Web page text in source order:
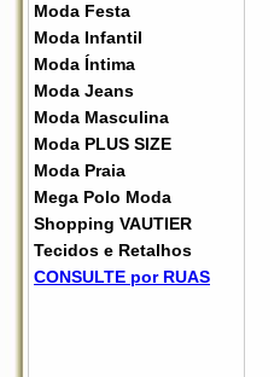
Moda Festa
Moda Infantil
Moda Íntima
Moda Jeans
Moda Masculina
Moda PLUS SIZE
Moda Praia
Mega Polo Moda
Shopping VAUTIER
Tecidos e Retalhos
CONSULTE por RUAS